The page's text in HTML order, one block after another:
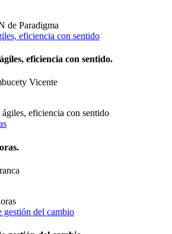
eficiencia con sentido
eficiencia con sentido.
Vicente
del cambio